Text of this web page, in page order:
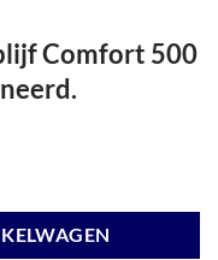
Comfort 500